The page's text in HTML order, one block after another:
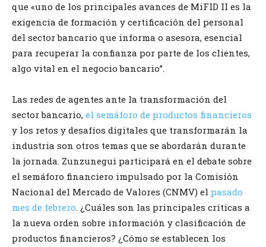
que «uno de los principales avances de MiFID II es la
exigencia de formación y certificación del personal
del sector bancario que informa o asesora, esencial
para recuperar la confianza por parte de los clientes,
algo vital en el negocio bancario”.
Las redes de agentes ante la transformación del
sector bancario, el semáforo de productos financieros
y los retos y desafíos digitales que transformarán la
industria son otros temas que se abordarán durante
la jornada. Zunzunegui participará en el debate sobre
el semáforo financiero impulsado por la Comisión
Nacional del Mercado de Valores (CNMV) el pasado
mes de febrero. ¿Cuáles son las principales críticas a
la nueva orden sobre información y clasificación de
productos financieros? ¿Cómo se establecen los